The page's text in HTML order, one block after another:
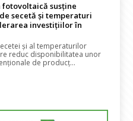
fotovoltaică susține
secetă și temperaturi
investițiilor în
și al temperaturilor
reduc disponibilitatea unor
de producț...